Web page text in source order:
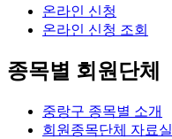
온라인 신청
온라인 신청 조회
종목별 회원단체
중랑구 종목별 소개
회원종목단체 자료실